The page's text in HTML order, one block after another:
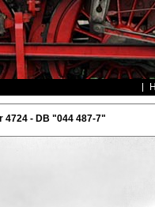
4724 - DB "044 487-7"